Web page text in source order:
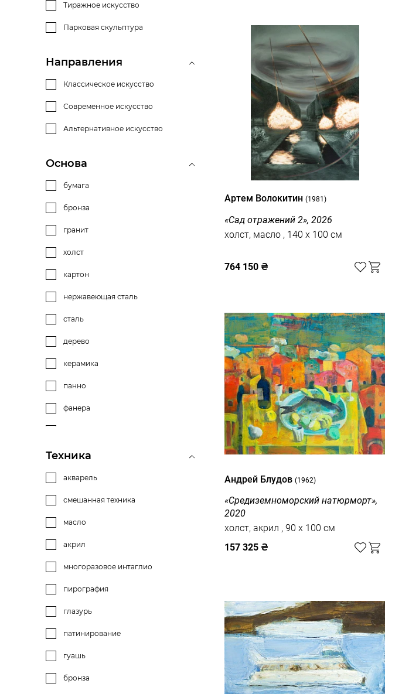
Тиражное искусство
Парковая скульптура
Направления
Классическое искусство
Современное искусство
Альтернативное искусство
Основа
бумага
бронза
гранит
холст
картон
нержавеющая сталь
сталь
дерево
керамика
панно
фанера
камень
алюминий
ДВП
пенокартон
холст на картоне
бумага на картоне
гутное стекло
металл
фарфор
шамот
майолика
Техника
акварель
смешанная техника
масло
акрил
многоразовое интаглио
пирография
глазурь
патинирование
гуашь
бронза
Артем Волокитин(1981)
«Сад отражений 2», 2026
холст, масло , 140 x 100 см
764 150 ₴
Андрей Блудов(1962)
«Средиземноморский натюрморт»,
2020
холст, акрил , 90 x 100 см
157 325 ₴